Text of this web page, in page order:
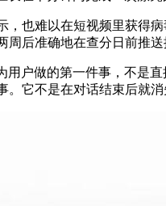
也难以在短视频里获得
后准确地在查分日前推
用户做的第一件事，不
它不是在对话结束后就